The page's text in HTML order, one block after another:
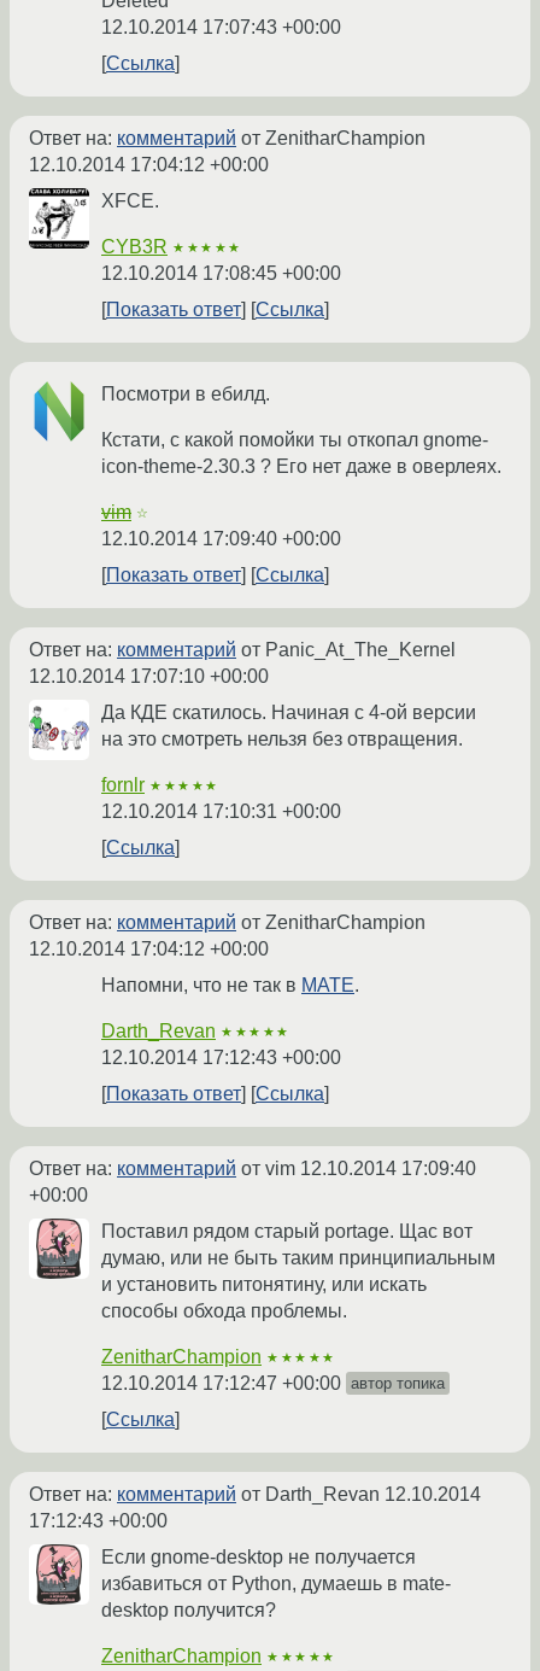
12.10.2014 17:07:43 +00:00
Ссылка
Ответ на: комментарий от ZenitharChampion
12.10.2014 17:04:12 +00:00
XFCE.
CYB3R ★★★★★
12.10.2014 17:08:45 +00:00
Показать ответ
Ссылка
Посмотри в ебилд.
Кстати, с какой помойки ты откопал gnome-
icon-theme-2.30.3 ? Его нет даже в оверлеях.
vim ☆
12.10.2014 17:09:40 +00:00
Показать ответ
Ссылка
Ответ на: комментарий от Panic_At_The_Kernel
12.10.2014 17:07:10 +00:00
Да КДЕ скатилось. Начиная с 4-ой версии
на это смотреть нельзя без отвращения.
fornlr ★★★★★
12.10.2014 17:10:31 +00:00
Ссылка
Ответ на: комментарий от ZenitharChampion
12.10.2014 17:04:12 +00:00
Напомни, что не так в MATE.
Darth_Revan ★★★★★
12.10.2014 17:12:43 +00:00
Показать ответ
Ссылка
Ответ на: комментарий от vim 12.10.2014 17:09:40
+00:00
Поставил рядом старый portage. Щас вот
думаю, или не быть таким принципиальным
и установить питонятину, или искать
способы обхода проблемы.
ZenitharChampion ★★★★★
12.10.2014 17:12:47 +00:00 автор топика
Ссылка
Ответ на: комментарий от Darth_Revan 12.10.2014
17:12:43 +00:00
Если gnome-desktop не получается
избавиться от Python, думаешь в mate-
desktop получится?
ZenitharChampion ★★★★★